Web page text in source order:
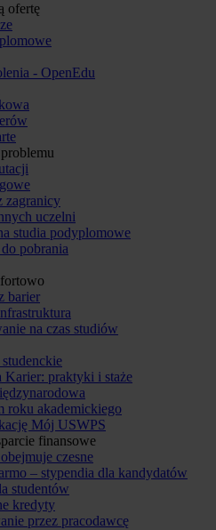
ofertę
- OpenEdu
zagranicy
uczelni
studia podyplomowe
pobrania
barier
na czas studiów
Karier: praktyki i staże
roku akademickiego
Mój USWPS
finansowe
czesne
– stypendia dla kandydatów
studentów
kredyty
przez pracodawcę